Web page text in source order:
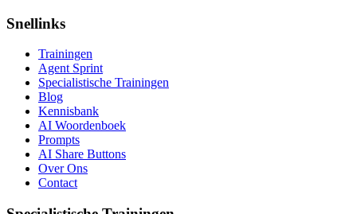
Snellinks
Trainingen
Agent Sprint
Specialistische Trainingen
Blog
Kennisbank
AI Woordenboek
Prompts
AI Share Buttons
Over Ons
Contact